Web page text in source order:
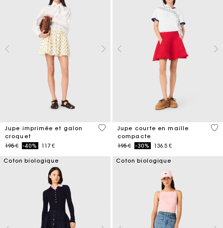
Jupe imprimée et galon
croquet
Price reduced from
195 €to-40% 117 €
5 out of 5 Customer Rating
Jupe courte en maille
compacte
Price reduced from
195 €to-30% 136.5 €
3,3
Coton biologique Coton biologique